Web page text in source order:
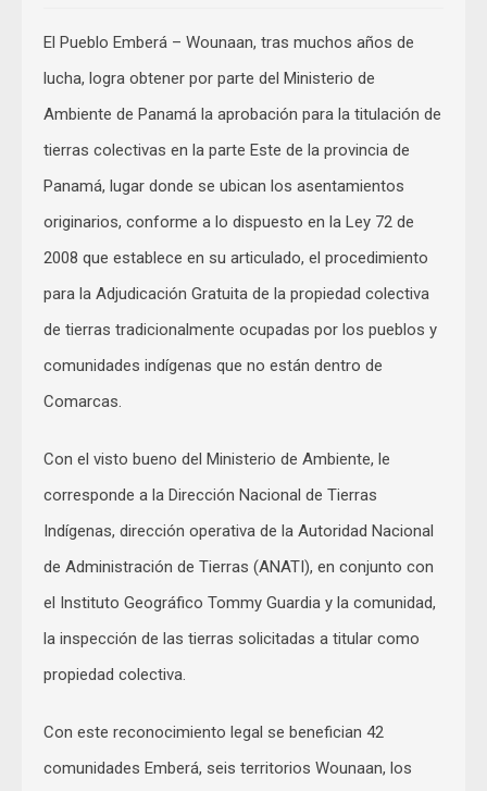
El Pueblo Emberá – Wounaan, tras muchos años de
lucha, logra obtener por parte del Ministerio de
Ambiente de Panamá la aprobación para la titulación de
tierras colectivas en la parte Este de la provincia de
Panamá, lugar donde se ubican los asentamientos
originarios, conforme a lo dispuesto en la Ley 72 de
2008 que establece en su articulado, el procedimiento
para la Adjudicación Gratuita de la propiedad colectiva
de tierras tradicionalmente ocupadas por los pueblos y
comunidades indígenas que no están dentro de
Comarcas.
Con el visto bueno del Ministerio de Ambiente, le
corresponde a la Dirección Nacional de Tierras
Indígenas, dirección operativa de la Autoridad Nacional
de Administración de Tierras (ANATI), en conjunto con
el Instituto Geográfico Tommy Guardia y la comunidad,
la inspección de las tierras solicitadas a titular como
propiedad colectiva.
Con este reconocimiento legal se benefician 42
comunidades Emberá, seis territorios Wounaan, los